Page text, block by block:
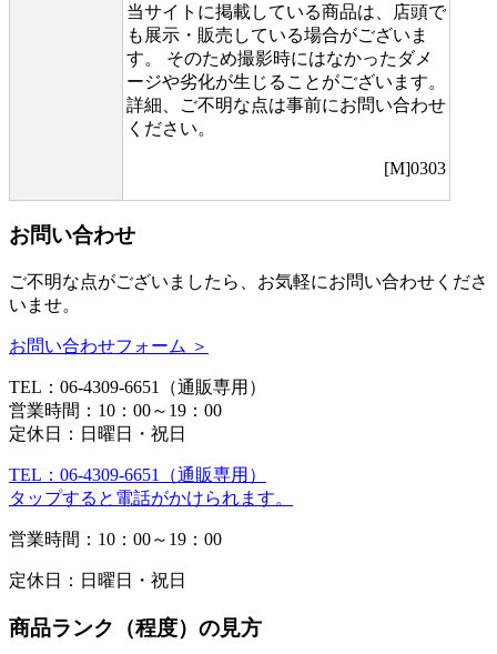
当サイトに掲載している商品は、店頭で
も展示・販売している場合がございま
す。 そのため撮影時にはなかったダメ
ージや劣化が生じることがございます。
詳細、ご不明な点は事前にお問い合わせ
ください。
[M]0303
お問い合わせ
ご不明な点がございましたら、お気軽にお問い合わせくださ
いませ。
お問い合わせフォーム ＞
TEL：06-4309-6651（通販専用）
営業時間：10：00～19：00
定休日：日曜日・祝日
TEL：06-4309-6651（通販専用）
タップすると電話がかけられます。
営業時間：10：00～19：00
定休日：日曜日・祝日
商品ランク（程度）の見方